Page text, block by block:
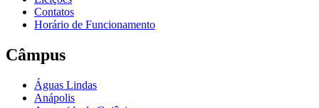
Contatos
Horário de Funcionamento
Câmpus
Águas Lindas
Anápolis